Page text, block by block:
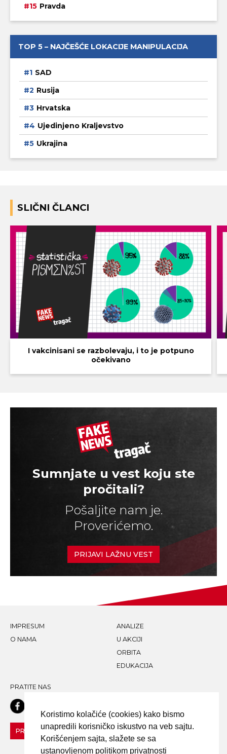
Pravda
TOP 5 – NAJČEŠĆE LOKACIJE MANIPULACIJA
SAD
Rusija
Hrvatska
Ujedinjeno Kraljevstvo
Ukrajina
SLIČNI ČLANCI
I vakcinisani se razbolevaju, i to je potpuno
očekivano
Sumnjate u vest koju ste
pročitali?
Pošaljite nam je.
Proverićemo.
PRIJAVI LAŽNU VEST
IMPRESUM
O NAMA
ANALIZE
U AKCIJI
ORBITA
EDUKACIJA
PRATITE NAS
PRIJAVI LAŽNU VEST!
Koristimo kolačiće (cookies) kako bismo
unapredili korisničko iskustvo na veb sajtu.
Korišćenjem sajta, slažete se sa
ustanovljenom politikom privatnosti